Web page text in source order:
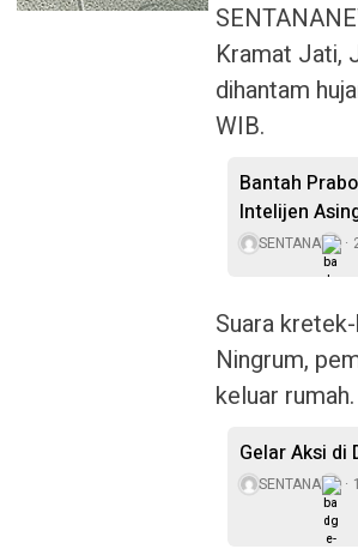
Kramat Jati,
dihantam
WIB.
Bantah
Intelijen
SENTANA
Suara
Ningrum,
keluar rumah.
Gelar Aksi di
SENTANA